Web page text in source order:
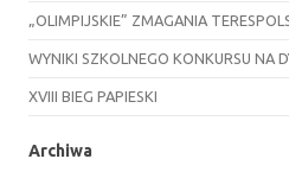
„OLIMPIJSKIE” ZMAGANIA
WYNIKI SZKOLNEGO KONKURSU NA
XVIII BIEG PAPIESKI
Archiwa